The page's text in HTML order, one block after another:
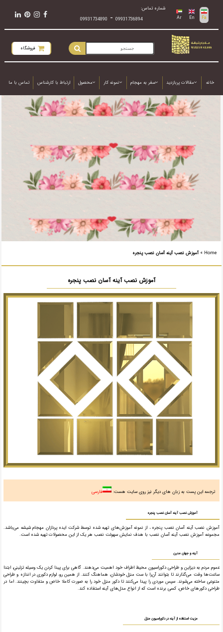
Fa
En
Ar
شماره تماس:
09931736894
-
09931734890
فروشگاه
خانه مقالات پربازدید سفر به مهجام نمونه کار محصول ارتباط با کارشناس تماس با ما
Home
» آموزش نصب آینه آسان نصب پنجره
آموزش نصب آینه آسان نصب پنجره
ترجمه این پست به زبان های دیگر نیز روی سایت هست: فارسی
آموزش نصب آینه آسان نصب پنجره
آموزش نصب آینه آسان نصب پنجره ، از نمونه آموزش‌های تهیه شده توسط شرکت ایده پردازان مهجام شیشه می‌باشد.
مجموعه آموزش نصب آینه آسان نصب با هدف نمایش سهولت نصب هر یک از این محصولات تهیه شده است.
آینه و جهان مدرن
عموم مردم به دیزاین و طراحی دکوراسیون محیط اطراف خود اهمیت می‌دهند. گاهی برای پیدا کردن یک وسیله تزئینی، ابتدا
ساعت‌ها وقت می‌گذارند تا بتوانند آن‌را با ست منزل خودشان، هماهنگ کنند. از همین رو، لوازم دکوری در اندازه و طراحی
متنوعی ساخته می‌شوند. سپس موردی را پیدا می‌کنند تا دکور منزل خود را به صورت کاملا خاص و متفاوت بچینند. اما در
طراحی دکور‌های خاص، کسی برنده است که از انواع مدل‌های آینه استفاده کند.
مزیت استفاده از آینه در دکوراسیون منزل